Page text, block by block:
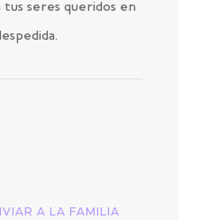
tus seres queridos en
A LA FAMILIA